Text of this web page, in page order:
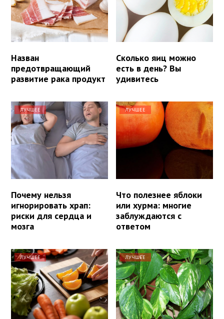
Назван
предотвращающий
развитие рака продукт
Сколько яиц можно
есть в день? Вы
удивитесь
ЛУЧШЕЕ
Почему нельзя
игнорировать храп:
риски для сердца и
мозга
ЛУЧШЕЕ
Что полезнее яблоки
или хурма: многие
заблуждаются с
ответом
ЛУЧШЕЕ ЛУЧШЕЕ